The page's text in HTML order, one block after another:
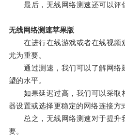
最后，无线网络测速还可以评
无线网络测速苹果版
在进行在线游戏或者在线视频
尤为重要。
通过测速，我们可以了解网络
望的水平。
如果延迟过高，我们可以采取
器设置或选择更稳定的网络连接方
总之，无线网络测速对于提升
要。